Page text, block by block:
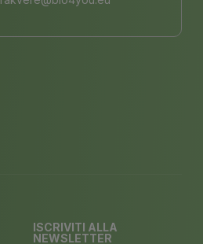
ISCRIVITI ALLA
NEWSLETTER